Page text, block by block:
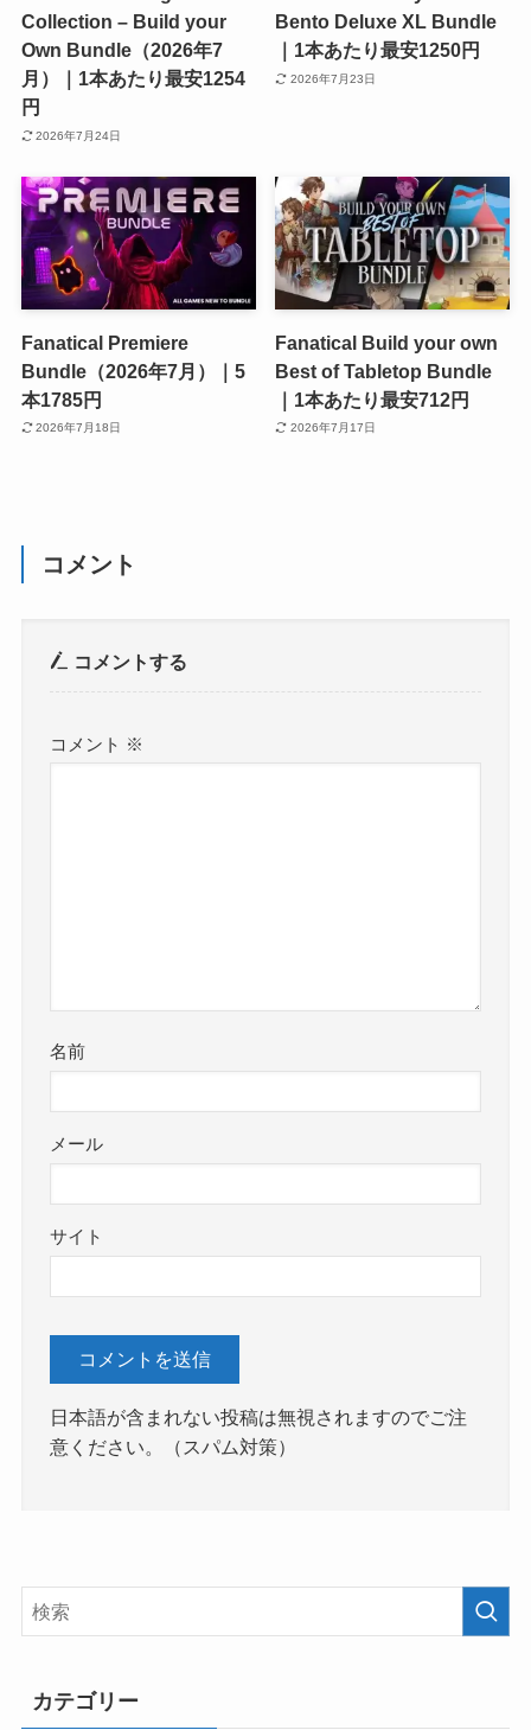
Collection – Build your
Own Bundle（2026年7
月）｜1本あたり最安1254
円
2026年7月24日
Bento Deluxe XL Bundle
｜1本あたり最安1250円
2026年7月23日
Fanatical Premiere
Bundle（2026年7月）｜5
本1785円
2026年7月18日
Fanatical Build your own
Best of Tabletop Bundle
｜1本あたり最安712円
2026年7月17日
コメント
コメントする
コメント ※
名前
メール
サイト
日本語が含まれない投稿は無視されますのでご注
意ください。（スパム対策）
カテゴリー